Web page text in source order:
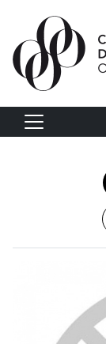
Vés al contingut
Navegació